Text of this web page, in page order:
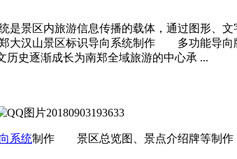
区内旅游信息传播的载体，通过图形、文
大汉山景区标识导向系统制作 多功能导向
历史逐渐成长为南郑全域旅游的中心承 ...
系统制作 景区总览图、景点介绍牌等制作